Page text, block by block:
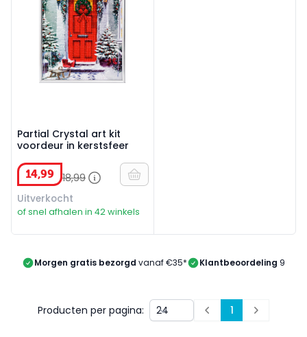
Partial Crystal art kit
voordeur in kerstsfeer
14,99 18,99
Uitverkocht
of snel afhalen in 42 winkels
Morgen gratis bezorgd vanaf €35* Klantbeoordeling 9/10
Producten per pagina: Prev 1 Next